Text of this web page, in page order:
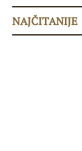
NAJČITANIJE